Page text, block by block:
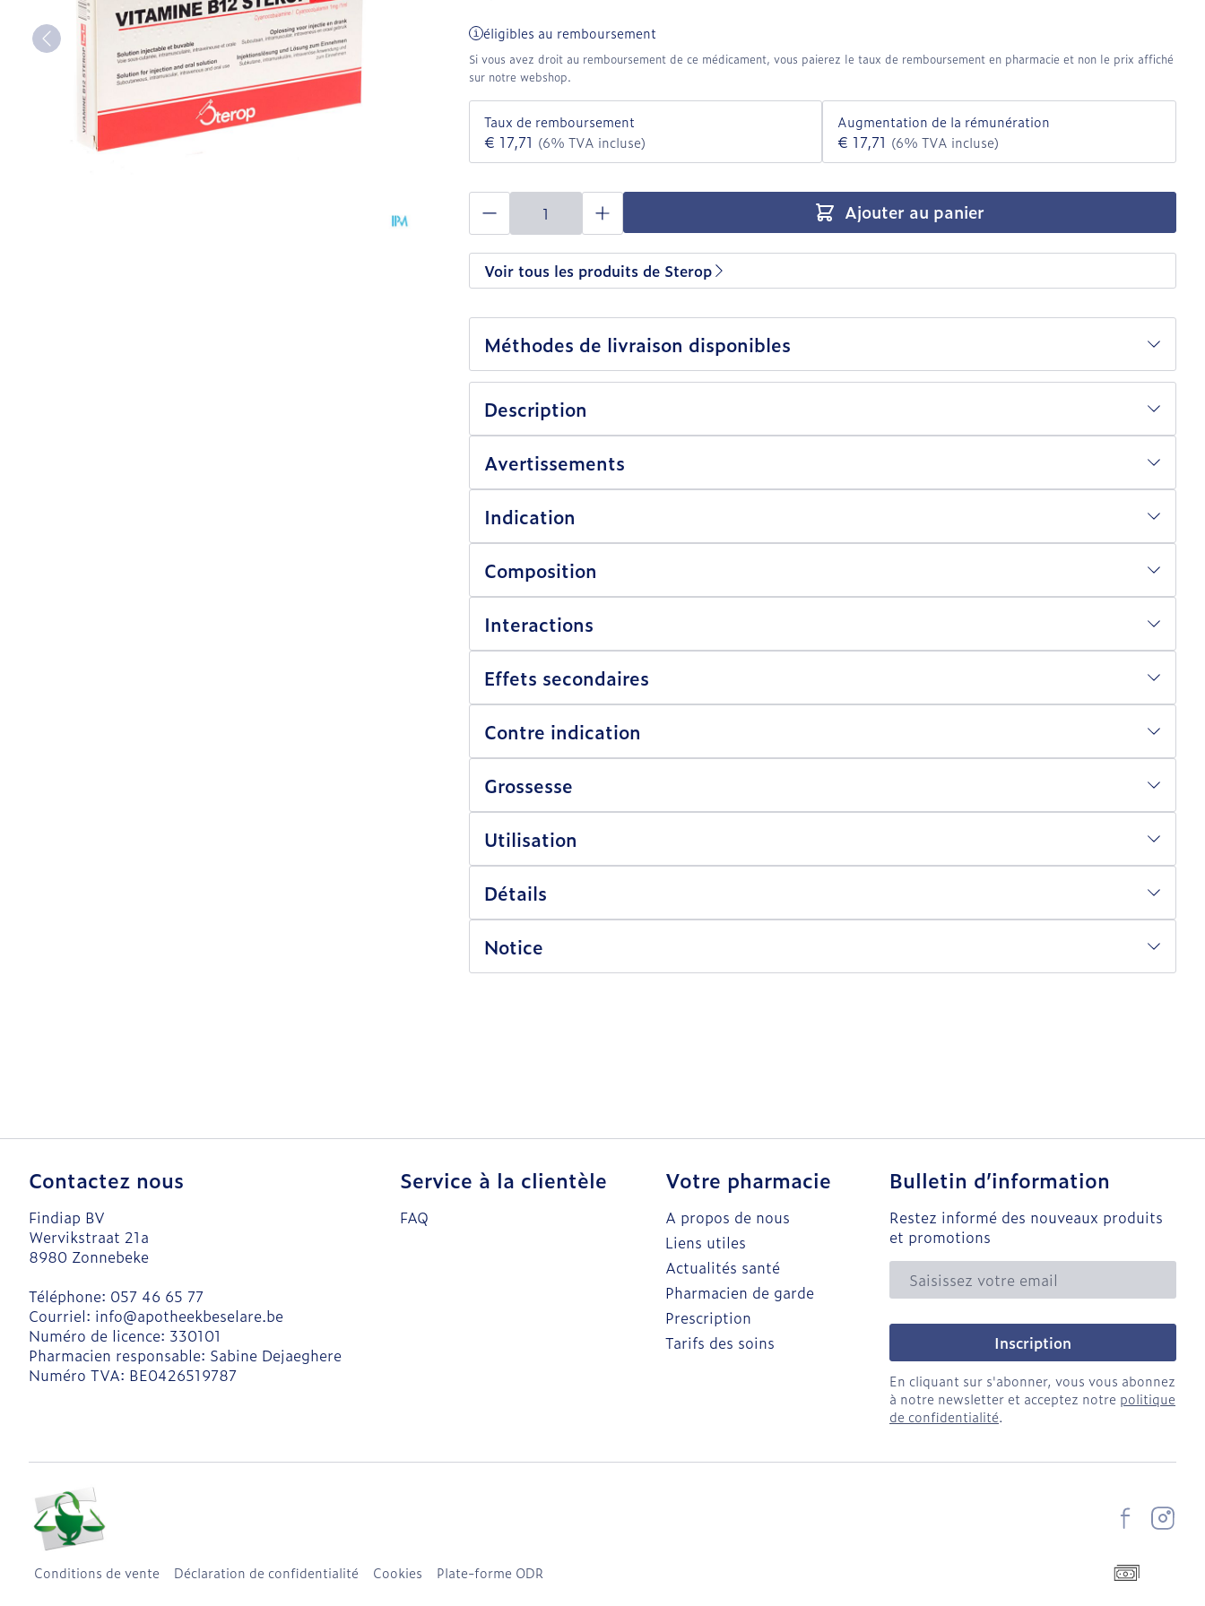
éligibles au remboursement
Si vous avez droit au remboursement de ce médicament, vous paierez le taux de remboursement en pharmacie et non le prix affiché
sur notre webshop.
Taux de remboursement
€ 17,71 (6% TVA incluse)
Augmentation de la rémunération
€ 17,71 (6% TVA incluse)
Quantité Ajouter au panier
Voir tous les produits de Sterop
Méthodes de livraison disponibles
Description
Avertissements
Indication
Composition
Interactions
Effets secondaires
Contre indication
Grossesse
Utilisation
Détails
Notice
Contactez nous
Findiap BV
Wervikstraat 21a
8980 Zonnebeke
Téléphone: 057 46 65 77
Courriel: info@apotheekbeselare.be
Numéro de licence: 330101
Pharmacien responsable: Sabine Dejaeghere
Numéro TVA: BE0426519787
Service à la clientèle
FAQ
Votre pharmacie
A propos de nous
Liens utiles
Actualités santé
Pharmacien de garde
Prescription
Tarifs des soins
Bulletin d’information
Restez informé des nouveaux produits
et promotions
Adresse mail
Inscription
En cliquant sur s'abonner, vous vous abonnez
à notre newsletter et acceptez notre politique
de confidentialité.
Conditions de vente Déclaration de confidentialité Cookies Plate-forme ODR